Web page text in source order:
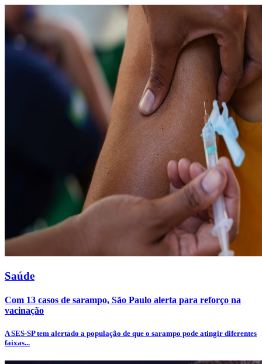
Saúde
Com 13 casos de sarampo, São Paulo alerta para reforço na
vacinação
A SES-SP tem alertado a população de que o sarampo pode atingir diferentes
faixas...